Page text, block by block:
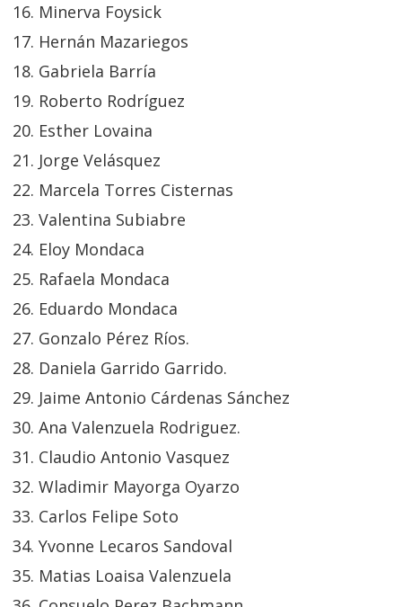
Minerva Foysick
Hernán Mazariegos
Gabriela Barría
Roberto Rodríguez
Esther Lovaina
Jorge Velásquez
Marcela Torres Cisternas
Valentina Subiabre
Eloy Mondaca
Rafaela Mondaca
Eduardo Mondaca
Gonzalo Pérez Ríos.
Daniela Garrido Garrido.
Jaime Antonio Cárdenas Sánchez
Ana Valenzuela Rodriguez.
Claudio Antonio Vasquez
Wladimir Mayorga Oyarzo
Carlos Felipe Soto
Yvonne Lecaros Sandoval
Matias Loaisa Valenzuela